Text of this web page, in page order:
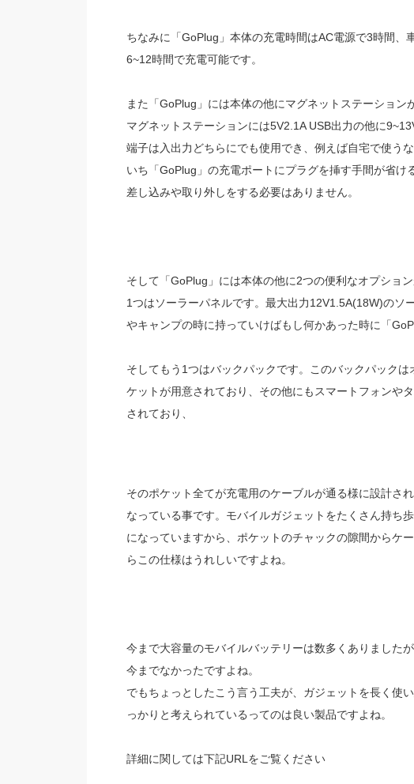
ちなみに「GoPlug」本体の充電時間はAC電源で3時間
6~12時間で充電可能です。
また「GoPlug」には本体の他にマグネットステーション
マグネットステーションには5V2.1A USB出力の他に
端子は入出力どちらにでも使用でき、例えば自宅で使う
いち「GoPlug」の充電ポートにプラグを挿す手間が省
差し込みや取り外しをする必要はありません。
そして「GoPlug」には本体の他に2つの便利なオプション
1つはソーラーパネルです。最大出力12V1.5A(18W)のソ
やキャンプの時に持っていけばもし何かあった時に「
そしてもう1つはバックパックです。このバックパック
ケットが用意されており、その他にもスマートフォンや
されており、
そのポケット全てが充電用のケーブルが通る様に設計さ
なっている事です。モバイルガジェットをたくさん持ち
になっていますから、ポケットのチャックの隙間からケ
らこの仕様はうれしいですよね。
今まで大容量のモバイルバッテリーは数多くありました
今までなかったですよね。
でもちょっとしたこう言う工夫が、ガジェットを長く使
っかりと考えられているってのは良い製品ですよね。
詳細に関しては下記URLをご覧ください